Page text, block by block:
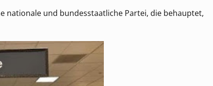
nationale und bundesstaatliche Partei, die behauptet,